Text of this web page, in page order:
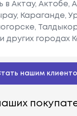
в Актау, Актобе,
Караганде,
других городах
нашим